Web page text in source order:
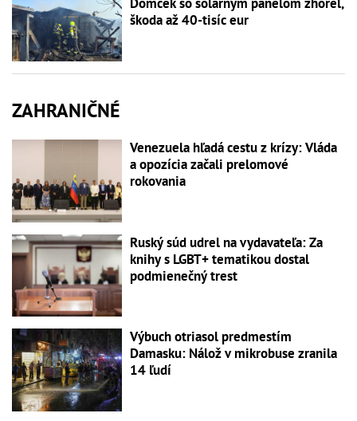
škoda až 40-tisíc eur
ZAHRANIČNÉ
Venezuela hľadá cestu z krízy: Vláda
a opozícia začali prelomové
rokovania
Ruský súd udrel na vydavateľa: Za
knihy s LGBT+ tematikou dostal
podmienečný trest
Výbuch otriasol predmestím
Damasku: Nálož v mikrobuse zranila
14 ľudí